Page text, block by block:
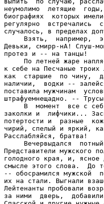
неумолимо  летящие
биографиях  которых
регулярно
случалось, в пределах
Взять,  например,
Девьки, смирр-нА! Слуш-
протез и -- на танцы!
По летней жаре
к себе на Песчаные
как  старшие  по чину,
наличии,  водки --
поставила мужчинам
штрафуемнещадно. --
В  момент  все с
заколки и  лифчики...
потертости и  разные
чирий, спелый и яркий,
Расслабляйся, братва!
Вечервыдался
Представители мужского
голодного края, и, ясное
смысле этого слова.  До
-- обосрамился мужской
их на стали. Выгнали
Лейтенанты пробовали
за ними  дверь,